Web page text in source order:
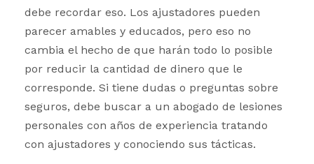
debe recordar eso. Los ajustadores pueden
parecer amables y educados, pero eso no
cambia el hecho de que harán todo lo posible
por reducir la cantidad de dinero que le
corresponde. Si tiene dudas o preguntas sobre
seguros, debe buscar a un abogado de lesiones
personales con años de experiencia tratando
con ajustadores y conociendo sus tácticas.